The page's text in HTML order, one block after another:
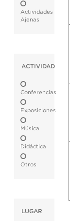
Actividades
Ajenas
ACTIVIDAD
Conferencias
Exposiciones
Música
Didáctica
Otros
LUGAR